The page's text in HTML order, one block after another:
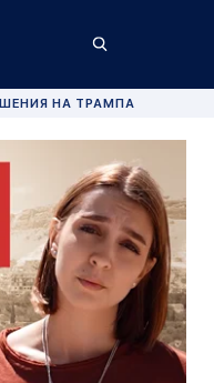
НА ТРАМПА